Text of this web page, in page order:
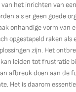
van het inrichten van
als er geen goede
onhandige vorm van
opgestapeld raken als
zijn. Het
leiden tot frustratie
afbreuk doen aan de
Het is daarom